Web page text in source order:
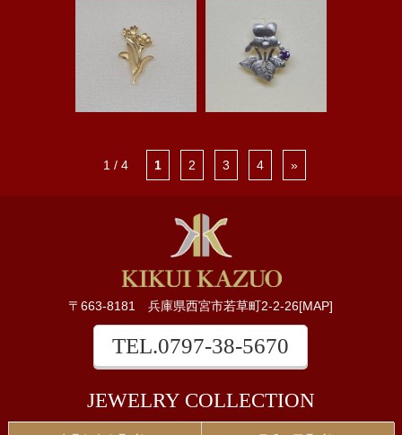
1 / 4 1 2 3 4 »
〒663-8181 兵庫県西宮市若草町2-2-26[MAP]
TEL.0797-38-5670
JEWELRY COLLECTION